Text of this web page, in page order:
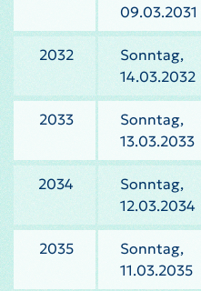
09.03.2031
2032
Sonntag,
14.03.2032
2033
Sonntag,
13.03.2033
2034
Sonntag,
12.03.2034
2035
Sonntag,
11.03.2035